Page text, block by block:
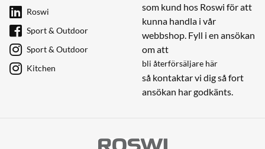
Roswi
Sport & Outdoor
Sport & Outdoor
Kitchen
som kund hos Roswi för att
kunna handla i vår
webbshop. Fyll i en ansökan
om att
bli återförsäljare här
så kontaktar vi dig så fort
ansökan har godkänts.